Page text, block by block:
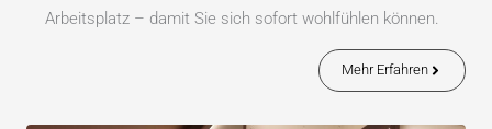
Arbeitsplatz – damit Sie sich sofort wohlfühlen können.
Mehr Erfahren